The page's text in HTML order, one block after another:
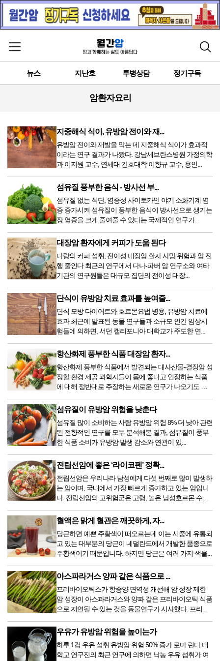
메뉴 열기 검색
뉴스 지난호 투병상담 정기구독
암환자요리
지중해식 식이, 유방암 전이와 재...
유방암 전이와 재발을 막는 데 지중해식 식이가 효과적
이라는 연구 결과가 나왔다. 강남세브란스병원 가정의학
과 이지원 교수, 연세대 간호대학 이향규 교수, 용인...
섬유질 풍부한 음식 - 방사선 부...
섬유질 없는 식단, 염증성 사이토카인 야기 소화기계 염
증 증가시켜 섬유질이 풍부한 음식이 방사선으로 생기는
장 염증을 크게 줄여줄 수 있다는 국제적인 연구가...
대장암 환자에게 커피가 도움 된다
다량의 커피 섭취, 전이성 대장암 환자 사망 위험과 암 진
행 줄인다 최근의 연구에서 다나-파버 암 연구소와 여타
기관의 연구원들은 대규모 집단의 전이성 대장...
단식이 유방암 치료 효과를 높여줄...
단식 모방 다이어트와 호르몬요법 병용, 유방암 치료에
효과 최근에 발표된 동물 연구들과 소규모 인간 임상시
험들에 의하면, 서던 캘리포니아 대학교가 주도한 연...
항산화제 풍부한 식품 대장암 환자...
항산화제 풍부한 식품에서 발견되는 대사산물-결장암 성
장할 환경 제공 과학자들이 몸에 좋다고 인정하는 식품
에 대해 정반대로 주장하는 새로운 연구가 나오기도 한
섬유질이 유방암 위험을 낮춘다
섬유질 많이 소비하는 사람 유방암 위험 8% 더 낮아 관련
된 전향적인 연구를 모두 분석해본 결과, 섬유질이 풍부
한 식품 소비가 유방암 발생 감소와 연관이 있...
전립선암에 좋은 ‘라이코펜’ 정확...
전립선암은 우리나라 남성에게 다섯 번째로 많이 발생하
는 암이며, 국내에서 가장 빠르게 증가하고 있는 암입니
다. 전립선암의 고위험군은 고령, 높은 남성호르몬 수
혈액은 맑게 혈관은 깨끗하게, 자...
당근하면 예쁜 주황색이 떠오르는데 이는 시중에 유통되
고 있는 대부분의 당근이 네덜란드에서 개발한 품종으로
주황색이기 때문입니다. 하지만 당근은 여러 가지 색을...
아스파라거스 양파 같은 식품으로 ...
프리바이오틱스가 항종양 면역성 개선해 암 성장 제한
암 성장이 아스파라거스와 양파 같은 프리바이오틱 식품
으로 지연될 수 있는 것을 동물연구가 시사했다. 프리...
우유가 유방암 위험을 높이는가
하루 1컵 우유 섭취 유방암 위험 50% 증가 로마 린다 대
학교 연구진의 최근 연구에 의하면 낙농 우유 섭취가 여